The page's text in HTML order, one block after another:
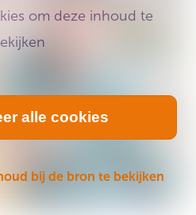
om deze inhoud te
alle cookies
bij de bron te bekijken